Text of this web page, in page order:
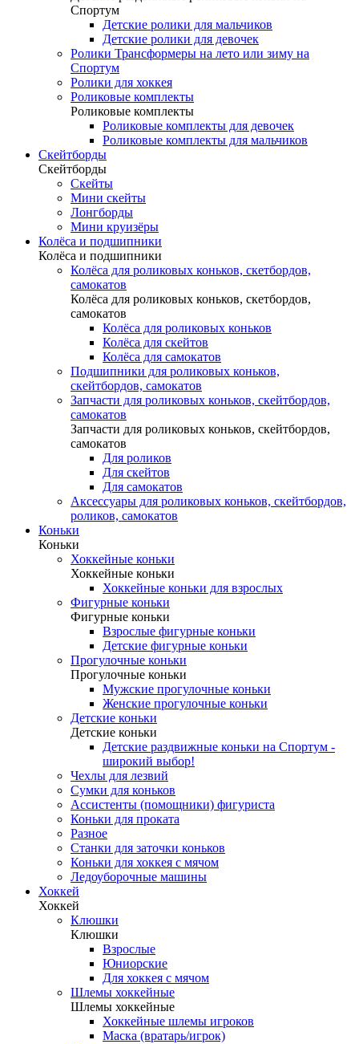
Спортум
Детские ролики для мальчиков
Детские ролики для девочек
Ролики Трансформеры на лето или зиму на
Спортум
Ролики для хоккея
Роликовые комплекты
Роликовые комплекты
Роликовые комплекты для девочек
Роликовые комплекты для мальчиков
Скейтборды
Скейтборды
Скейты
Мини скейты
Лонгборды
Мини круизёры
Колёса и подшипники
Колёса и подшипники
Колёса для роликовых коньков, скетбордов,
самокатов
Колёса для роликовых коньков, скетбордов,
самокатов
Колёса для роликовых коньков
Колёса для скейтов
Колёса для самокатов
Подшипники для роликовых коньков,
скейтбордов, самокатов
Запчасти для роликовых коньков, скейтбордов,
самокатов
Запчасти для роликовых коньков, скейтбордов,
самокатов
Для роликов
Для скейтов
Для самокатов
Аксессуары для роликовых коньков, скейтбордов,
роликов, самокатов
Коньки
Коньки
Хоккейные коньки
Хоккейные коньки
Хоккейные коньки для взрослых
Фигурные коньки
Фигурные коньки
Взрослые фигурные коньки
Детские фигурные коньки
Прогулочные коньки
Прогулочные коньки
Мужские прогулочные коньки
Женские прогулочные коньки
Детские коньки
Детские коньки
Детские раздвижные коньки на Спортум -
широкий выбор!
Чехлы для лезвий
Сумки для коньков
Ассистенты (помощники) фигуриста
Коньки для проката
Разное
Станки для заточки коньков
Коньки для хоккея с мячом
Ледоуборочные машины
Хоккей
Хоккей
Клюшки
Клюшки
Взрослые
Юниорские
Для хоккея с мячом
Шлемы хоккейные
Шлемы хоккейные
Хоккейные шлемы игроков
Маска (вратарь/игрок)